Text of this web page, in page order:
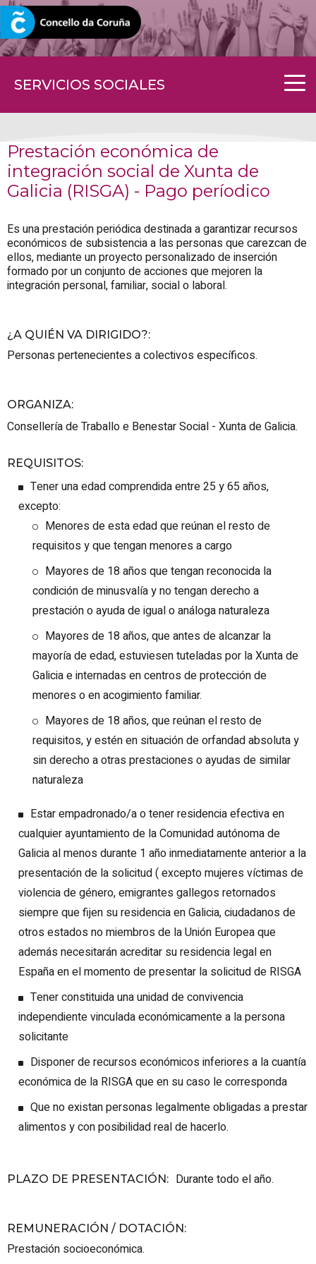
SERVICIOS SOCIALES
CORUNA.GAL
Prestación económica de
integración social de Xunta de
Galicia (RISGA) - Pago períodico
Es una prestación periódica destinada a garantizar recursos
económicos de subsistencia a las personas que carezcan de
ellos, mediante un proyecto personalizado de inserción
formado por un conjunto de acciones que mejoren la
integración personal, familiar, social o laboral.
¿A QUIÉN VA DIRIGIDO?:
Personas pertenecientes a colectivos específicos.
ORGANIZA:
Consellería de Traballo e Benestar Social - Xunta de Galicia.
REQUISITOS:
Tener una edad comprendida entre 25 y 65 años,
excepto:
Menores de esta edad que reúnan el resto de
requisitos y que tengan menores a cargo
Mayores de 18 años que tengan reconocida la
condición de minusvalía y no tengan derecho a
prestación o ayuda de igual o análoga naturaleza
Mayores de 18 años, que antes de alcanzar la
mayoría de edad, estuviesen tuteladas por la Xunta de
Galicia e internadas en centros de protección de
menores o en acogimiento familiar.
Mayores de 18 años, que reúnan el resto de
requisitos, y estén en situación de orfandad absoluta y
sin derecho a otras prestaciones o ayudas de similar
naturaleza
Estar empadronado/a o tener residencia efectiva en
cualquier ayuntamiento de la Comunidad autónoma de
Galicia al menos durante 1 año inmediatamente anterior a la
presentación de la solicitud ( excepto mujeres víctimas de
violencia de género, emigrantes gallegos retornados
siempre que fijen su residencia en Galicia, ciudadanos de
otros estados no miembros de la Unión Europea que
además necesitarán acreditar su residencia legal en
España en el momento de presentar la solicitud de RISGA
Tener constituida una unidad de convivencia
independiente vinculada económicamente a la persona
solicitante
Disponer de recursos económicos inferiores a la cuantía
económica de la RISGA que en su caso le corresponda
Que no existan personas legalmente obligadas a prestar
alimentos y con posibilidad real de hacerlo.
PLAZO DE PRESENTACIÓN: Durante todo el año.
REMUNERACIÓN / DOTACIÓN:
Prestación socioeconómica.